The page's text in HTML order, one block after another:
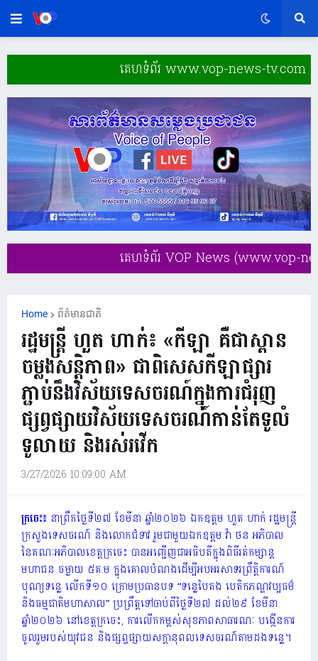
គេហទំព័រ www.vop-news-tv.com ដំណើរការតាមប្
គេហទំព័រ VOP News (www.vop-news-tv.com)
Home ព័ត៌មានជាតិ
រដ្ឋមន្ត្រី ហួត ហាក់៖ «កីឡា គឺជាស្ពាន
ចម្លងសន្តិភាព» ជាពិសេសកីឡាផ្សារ
ភ្ជាប់នឹងវិស័យទេសចរណ៍ក្នុងការជំរុញ
ផ្សព្វផ្សាយវិស័យទេសចរណ៍កាន់តែទូលំ
ទូលាយ និងរស់រវើក
3/27/2026 10:09:00 AM
ក្រចេះ៖ នាព្រឹកថ្ងៃទី២៧ ខែមីនា ឆ្នាំ២០២៦ ឯកឧត្តម ហួត ហាក់ រដ្ឋមន្ត្រី
ក្រសួងទេសចរណ៍ និងលោកជំទាវ រួមជាមួយឯកឧត្តម វ៉ា ថន អភិបាល
នៃគណៈអភិបាលខេត្តក្រចេះ បានអញ្ជើញជាអធិបតីក្នុងពិធីរត់កម្សាន្ត
មហាជន ចម្ងាយ ៥គ.ម ក្នុងគោលបំណងដើម្បីអបអរសាទរព្រឹត្តិការណ៍
បុណ្យទន្លេ លើកទី១០ ក្រោមប្រធានបទ “ទន្លេបៃតង បេតិកភណ្ឌវប្បធម៌
និងធម្មជាតិមហាសាល” ប្រព្រឹត្តទៅចាប់ពីថ្ងៃទី២៧ ដល់២៩ ខែមីនា
ឆ្នាំ២០២៦ នៅខេត្តក្រចេះ, ការលើកកម្ពស់សុខភាពសាធារណៈ បង្កើនការ
ចូលរួមរបស់យុវជន និងផ្សព្វផ្សាយសក្តានុពលទេសចរណ៍តាមដងទន្លេ។